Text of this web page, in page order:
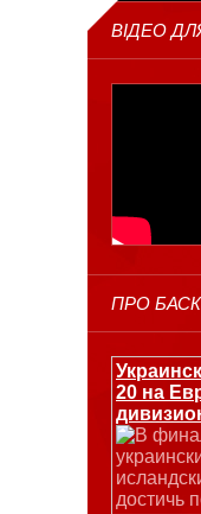
ВІДЕО
ПРО
20 на
В
достичь